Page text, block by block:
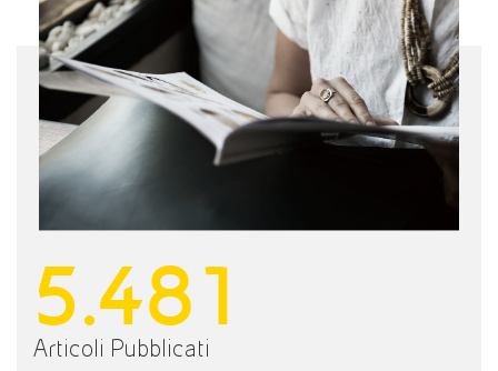
5.481
Articoli Pubblicati